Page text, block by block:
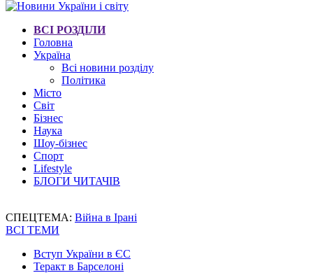
ВСІ РОЗДІЛИ
Головна
Україна
Всі новини розділу
Політика
Місто
Світ
Бізнес
Наука
Шоу-бізнес
Спорт
Lifestyle
БЛОГИ ЧИТАЧІВ
СПЕЦТЕМА: Війна в Ірані
ВСІ ТЕМИ
Вступ України в ЄС
Теракт в Барселоні